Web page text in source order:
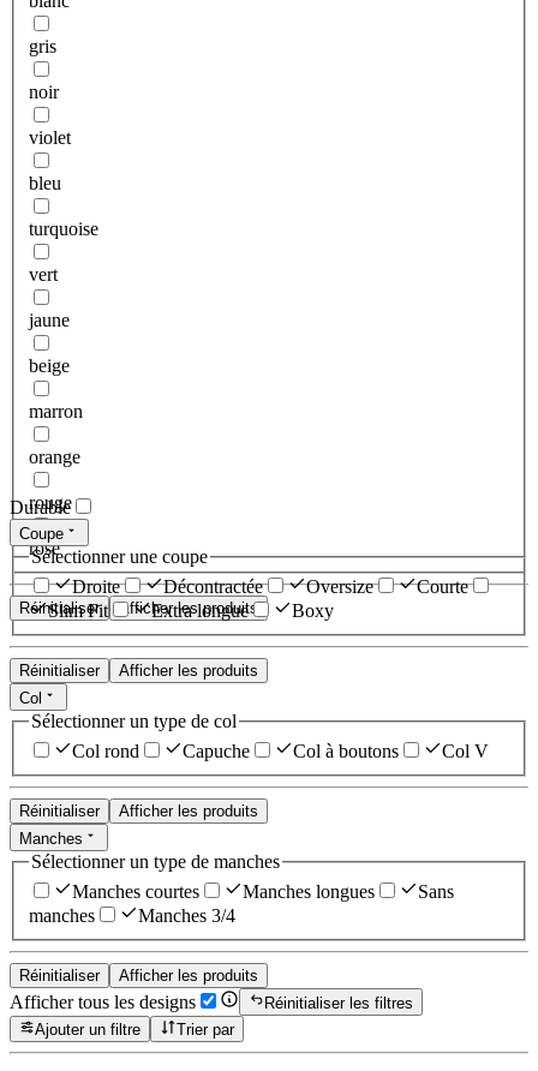
gris
noir
violet
bleu
turquoise
vert
jaune
beige
marron
orange
rouge
rose
Réinitialiser Afficher les produits
Durable
Coupe
Sélectionner une coupe
Droite
Décontractée Oversize
Courte
Slim Fit
Extra longue Boxy
Réinitialiser
Afficher les produits
Col
Sélectionner un type de col
Col rond
Capuche Col à boutons Col V
Réinitialiser
Afficher les produits
Manches
Sélectionner un type de manches
Manches courtes
Manches longues
Sans
manches
Manches 3/4
Réinitialiser Afficher les produits
Afficher tous les designs
Réinitialiser les filtres
Ajouter un filtre
Trier par